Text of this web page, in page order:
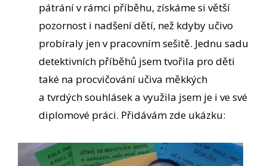
pátrání v rámci příběhu, získáme si větší
pozornost i nadšení dětí, než kdyby učivo
probíraly jen v pracovním sešitě. Jednu sadu
detektivních příběhů jsem tvořila pro děti
také na procvičování učiva měkkých
a tvrdých souhlásek a využila jsem je i ve své
diplomové práci. Přidávám zde ukázku: